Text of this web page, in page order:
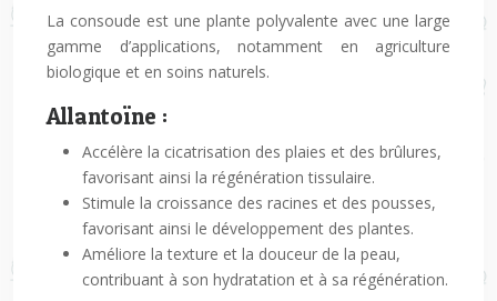
La consoude est une plante polyvalente avec une large
gamme d’applications, notamment en agriculture
biologique et en soins naturels.
Allantoïne :
Accélère la cicatrisation des plaies et des brûlures,
favorisant ainsi la régénération tissulaire.
Stimule la croissance des racines et des pousses,
favorisant ainsi le développement des plantes.
Améliore la texture et la douceur de la peau,
contribuant à son hydratation et à sa régénération.